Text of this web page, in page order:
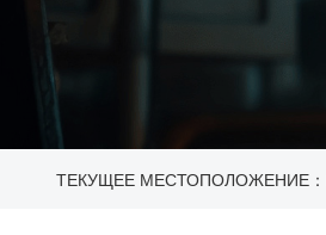
ТЕКУЩЕЕ МЕСТОПОЛОЖЕНИЕ：